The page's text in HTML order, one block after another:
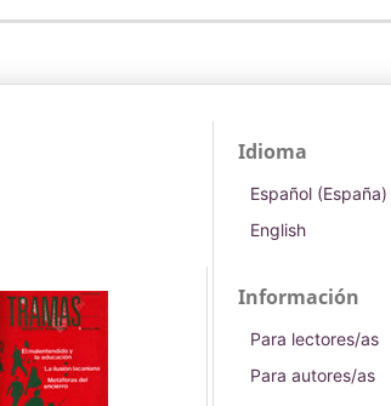
Idioma
Español (España)
English
Información
Para lectores/as
Para autores/as